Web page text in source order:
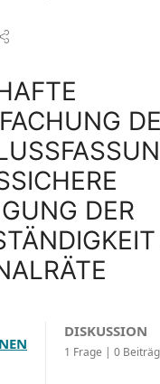
DER
DISKUSSION
1 Frage | 0